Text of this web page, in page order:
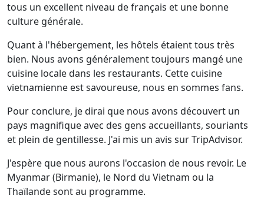
tous un excellent niveau de français et une bonne
culture générale.
Quant à l'hébergement, les hôtels étaient tous très
bien. Nous avons généralement toujours mangé une
cuisine locale dans les restaurants. Cette cuisine
vietnamienne est savoureuse, nous en sommes fans.
Pour conclure, je dirai que nous avons découvert un
pays magnifique avec des gens accueillants, souriants
et plein de gentillesse. J'ai mis un avis sur TripAdvisor.
J'espère que nous aurons l'occasion de nous revoir. Le
Myanmar (Birmanie), le Nord du Vietnam ou la
Thaïlande sont au programme.